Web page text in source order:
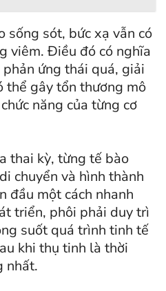
sống sót, bức xạ vẫn có
viêm. Điều đó có nghĩa
ứng thái quá, giải
thể gây tổn thương mô
năng của từng cơ
thai kỳ, từng tế bào
chuyển và hình thành
đầu một cách nhanh
triển, phôi phải duy trì
suốt quá trình tinh tế
khi thụ tinh là thời
nhất.